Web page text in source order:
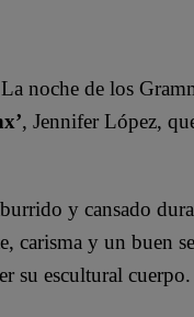
La noche de los
, Jennifer López,
y cansado
carisma y un buen
su escultural cuerpo.